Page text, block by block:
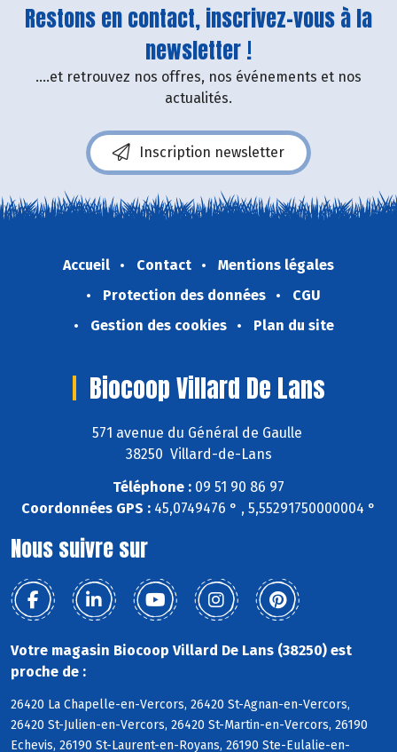
Restons en contact, inscrivez-vous à la
newsletter !
....et retrouvez nos offres, nos événements et nos
actualités.
Inscription newsletter
Accueil Contact
Mentions légales
Protection des données
CGU
Gestion des cookies
Plan du site
Biocoop Villard De Lans
571 avenue du Général de Gaulle
38250 Villard-de-Lans
Téléphone : 09 51 90 86 97
Coordonnées GPS : 45,0749476 ° , 5,55291750000004 °
Nous suivre sur
Votre magasin Biocoop Villard De Lans (38250) est
proche de :
26420 La Chapelle-en-Vercors, 26420 St-Agnan-en-Vercors,
26420 St-Julien-en-Vercors, 26420 St-Martin-en-Vercors, 26190
Echevis, 26190 St-Laurent-en-Royans, 26190 Ste-Eulalie-en-